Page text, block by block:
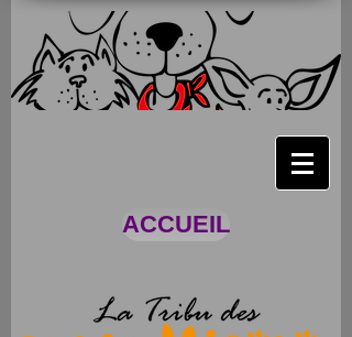
ACCUEIL